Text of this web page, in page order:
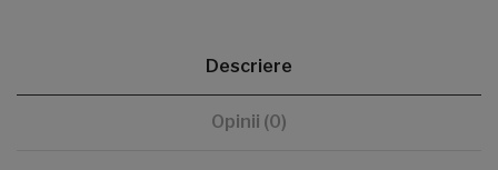
Descriere
Opinii (0)